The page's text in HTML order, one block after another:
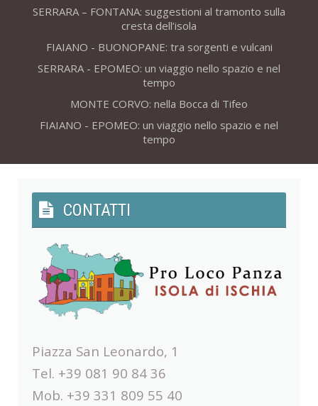
SERRARA – FONTANA: suggestioni al tramonto sulla
cresta dell’isola
FIAIANO - BUONOPANE: tra sorgenti e vulcani
SERRARA - EPOMEO: un viaggio nello spazio e nel
tempo
MONTE CORVO: nella Bocca di Tifeo
FIAIANO - EPOMEO: un viaggio nello spazio e nel
tempo
CONTATTI
Piazza San Leonardo, 1
Tel. +39 081 90 84 36
Mob. +39 331 809 55 40